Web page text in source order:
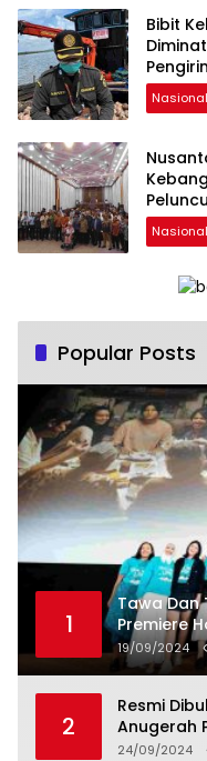
Bibit
Nasional
Nasional
Popular Posts
1
Tawa Dan
Premiere
Penonton
19/09/2024
2
Resmi
Anugerah
Berkarya,
24/09/2024